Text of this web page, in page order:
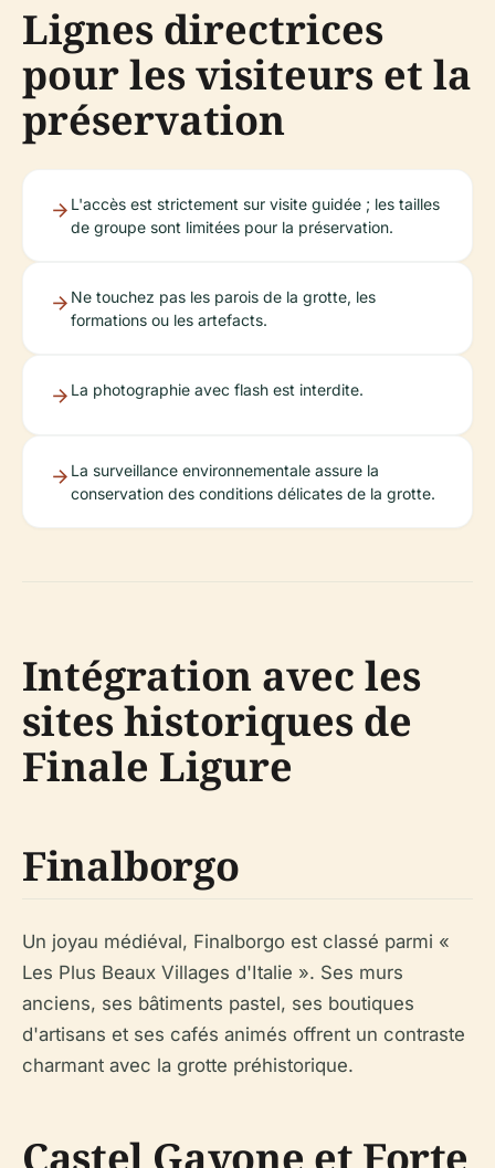
Lignes directrices
pour les visiteurs et la
préservation
L'accès est strictement sur visite guidée ; les tailles
de groupe sont limitées pour la préservation.
Ne touchez pas les parois de la grotte, les
formations ou les artefacts.
La photographie avec flash est interdite.
La surveillance environnementale assure la
conservation des conditions délicates de la grotte.
Intégration avec les
sites historiques de
Finale Ligure
Finalborgo
Un joyau médiéval, Finalborgo est classé parmi «
Les Plus Beaux Villages d'Italie ». Ses murs
anciens, ses bâtiments pastel, ses boutiques
d'artisans et ses cafés animés offrent un contraste
charmant avec la grotte préhistorique.